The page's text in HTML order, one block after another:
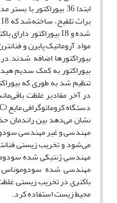
ابتدا 36 بیوراکتور
شده و 18 بیوراکتور
در آخر مقادیر غلظت
نشان می‌دهد بین راندمان
مهندسی و غیر مهندسی
می‌شود و تخریب زیستی
مهندسی ژنتیکی شده
مهندسی شده سودوموناس
باکتری در تخریب زیستی
محیط زیست استفاده کرد.